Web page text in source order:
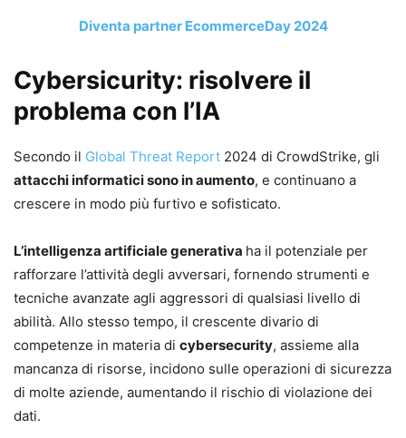
Diventa partner EcommerceDay 2024
Cybersicurity: risolvere il
problema con l’IA
Secondo il Global Threat Report 2024 di CrowdStrike, gli
attacchi informatici sono in aumento, e continuano a
crescere in modo più furtivo e sofisticato.
L’intelligenza artificiale generativa ha il potenziale per
rafforzare l’attività degli avversari, fornendo strumenti e
tecniche avanzate agli aggressori di qualsiasi livello di
abilità. Allo stesso tempo, il crescente divario di
competenze in materia di cybersecurity, assieme alla
mancanza di risorse, incidono sulle operazioni di sicurezza
di molte aziende, aumentando il rischio di violazione dei
dati.